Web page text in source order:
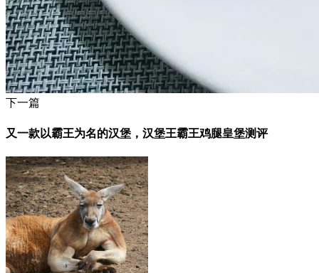
下一篇
又一款以霸王为名的汉堡，汉堡王霸王鸡腿皇堡测评